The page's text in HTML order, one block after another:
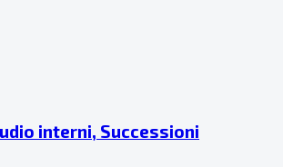
interni, Successioni